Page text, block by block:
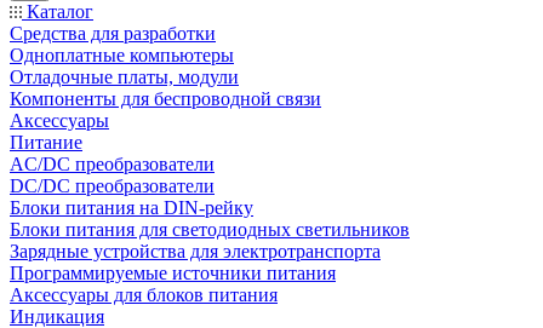
Каталог
Средства для разработки
Одноплатные компьютеры
Отладочные платы, модули
Компоненты для беспроводной связи
Аксессуары
Питание
AC/DC преобразователи
DC/DC преобразователи
Блоки питания на DIN-рейку
Блоки питания для светодиодных светильников
Зарядные устройства для электротранспорта
Программируемые источники питания
Аксессуары для блоков питания
Индикация